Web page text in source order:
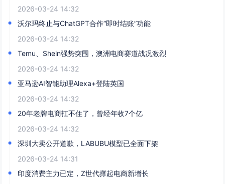
2026-03-24 14:32
沃尔玛终止与ChatGPT合作“即时结账”功能
2026-03-24 14:32
Temu、Shein强势突围，澳洲电商赛道战况激烈
2026-03-24 14:32
亚马逊AI智能助理Alexa+登陆英国
2026-03-24 14:32
20年老牌电商扛不住了，曾经年收7个亿
2026-03-24 14:32
深圳大卖公开道歉，LABUBU模型已全面下架
2026-03-24 14:31
印度消费主力已定，Z世代撑起电商新增长